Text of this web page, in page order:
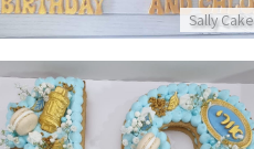
Sally Cake